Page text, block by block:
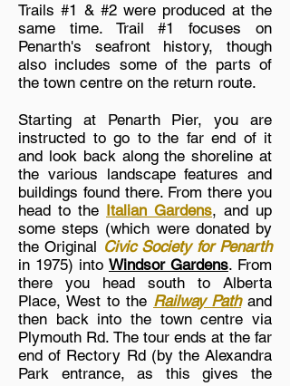
Trails #1 & #2 were produced at the
same time. Trail #1 focuses on
Penarth's seafront history, though
also includes some of the parts of
the town centre on the return route.
Starting at Penarth Pier, you are
instructed to go to the far end of it
and look back along the shoreline at
the various landscape features and
buildings found there. From there you
head to the Italian Gardens, and up
some steps (which were donated by
the Original Civic Society for Penarth
in 1975) into Windsor Gardens. From
there you head south to Alberta
Place, West to the Railway Pathand
then back into the town centre via
Plymouth Rd. The tour ends at the far
end of Rectory Rd (by the Alexandra
Park entrance, as this gives the